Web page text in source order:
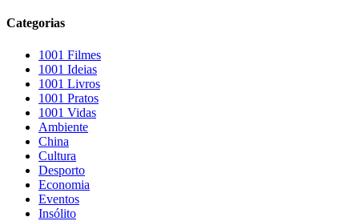
Categorias
1001 Filmes
1001 Ideias
1001 Livros
1001 Pratos
1001 Vidas
Ambiente
China
Cultura
Desporto
Economia
Eventos
Insólito